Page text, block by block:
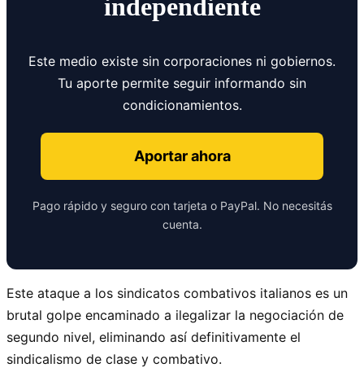
independiente
Este medio existe sin corporaciones ni gobiernos.
Tu aporte permite seguir informando sin
condicionamientos.
Aportar ahora
Pago rápido y seguro con tarjeta o PayPal. No necesitás
cuenta.
Este ataque a los sindicatos combativos italianos es un
brutal golpe encaminado a ilegalizar la negociación de
segundo nivel, eliminando así definitivamente el
sindicalismo de clase y combativo.